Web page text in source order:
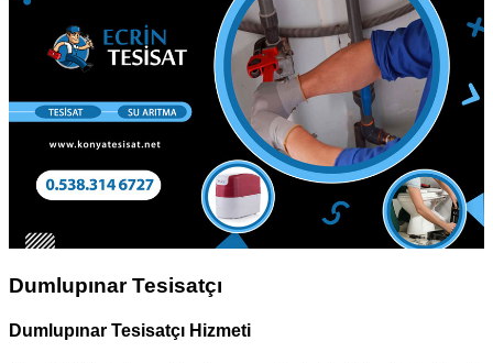
Dumlupınar Tesisatçı
Dumlupınar Tesisatçı Hizmeti